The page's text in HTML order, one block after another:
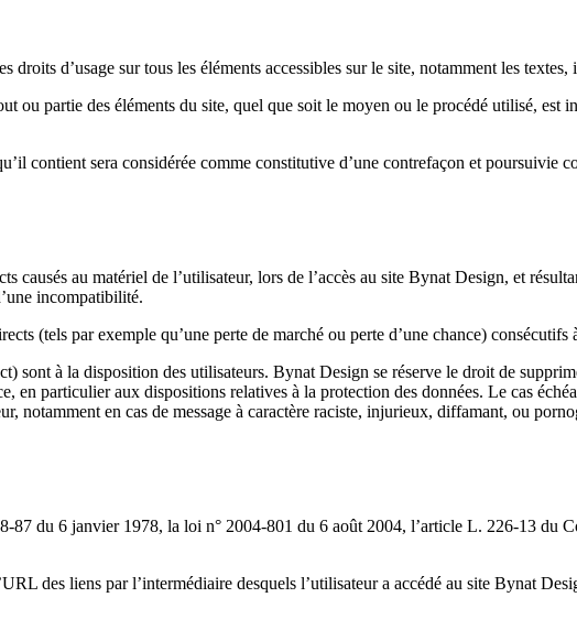
d’usage sur tous les éléments accessibles sur le site, notamment les
ou partie des éléments du site, quel que soit le moyen ou le procédé utilisé, est
contient sera considérée comme constitutive d’une contrefaçon et poursuivie
causés au matériel de l’utilisateur, lors de l’accès au site Bynat Design, et
incompatibilité.
(tels par exemple qu’une perte de marché ou perte d’une chance)
sont à la disposition des utilisateurs. Bynat Design se réserve le droit de
en particulier aux dispositions relatives à la protection des données. Le cas
notamment en cas de message à caractère raciste, injurieux, diffamant, ou
87 du 6 janvier 1978, la loi n° 2004-801 du 6 août 2004, l’article L. 226-13 du
des liens par l’intermédiaire desquels l’utilisateur a accédé au site Bynat